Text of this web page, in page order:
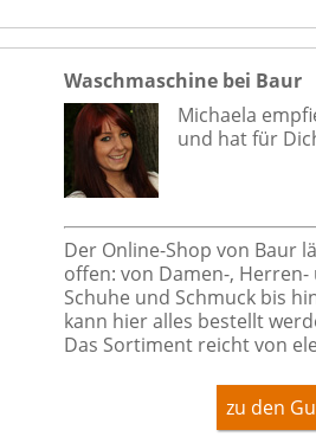
Waschmaschine bei Baur
Michaela
und hat für
Der Online-Shop von Baur
offen: von Damen-,
Schuhe und Schmuck bis
kann hier alles bestellt
Das Sortiment reicht von
zu den